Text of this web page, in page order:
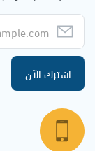
اشترك الآن